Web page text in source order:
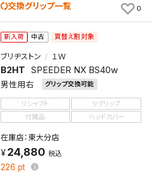
交換グリップ一覧 0
新入荷 中古 買替え割対象
ブリヂストン １Ｗ
B2HT SPEEDER NX BS40w
男性用右 グリップ交換可能
リシャフト
リグリップ
付属品
ヘッドカバー
在庫店：東大分店
24,880 税込
226 pt